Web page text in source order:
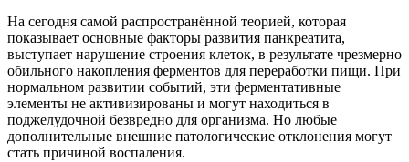
На сегодня самой распространённой теорией, которая
показывает основные факторы развития панкреатита,
выступает нарушение строения клеток, в результате чрезмерно
обильного накопления ферментов для переработки пищи. При
нормальном развитии событий, эти ферментативные
элементы не активизированы и могут находиться в
поджелудочной безвредно для организма. Но любые
дополнительные внешние патологические отклонения могут
стать причиной воспаления.